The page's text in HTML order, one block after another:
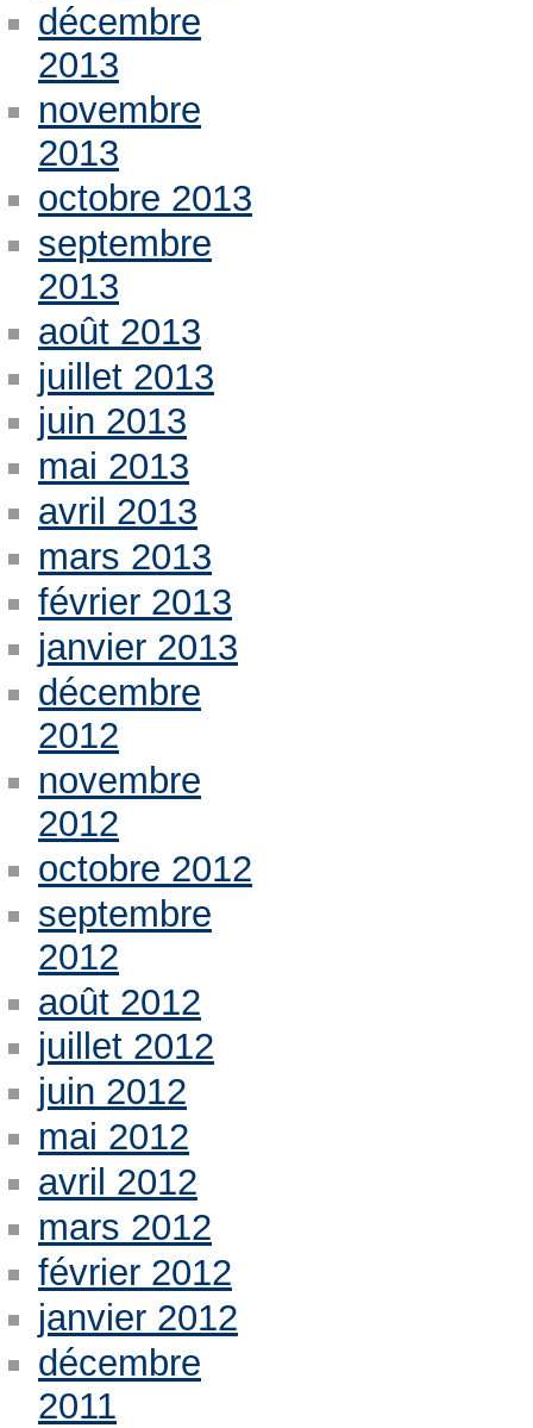
décembre
2013
novembre
2013
octobre 2013
septembre
2013
août 2013
juillet 2013
juin 2013
mai 2013
avril 2013
mars 2013
février 2013
janvier 2013
décembre
2012
novembre
2012
octobre 2012
septembre
2012
août 2012
juillet 2012
juin 2012
mai 2012
avril 2012
mars 2012
février 2012
janvier 2012
décembre
2011